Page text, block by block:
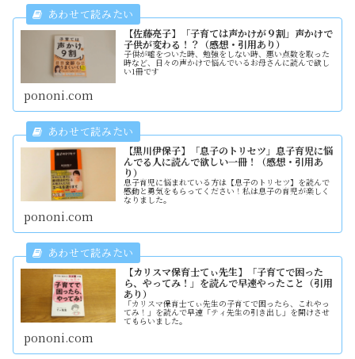
【佐藤亮子】「子育ては声かけが９割」声かけで
子供が変わる！？（感想・引用あり）
子供が嘘をついた時、勉強をしない時、悪い点数を取った
時など、日々の声かけで悩んでいるお母さんに読んで欲し
い1冊です
pononi.com
【黒川伊保子】「息子のトリセツ」息子育児に悩
んでる人に読んで欲しい一冊！（感想・引用あ
り）
息子育児に悩まれている方は【息子のトリセツ】を読んで
感動と勇気をもらってください！私は息子の育児が楽しく
なりました。
pononi.com
【カリスマ保育士てぃ先生】「子育てで困った
ら、やってみ！」を読んで早速やったこと（引用
あり）
「カリスマ保育士てぃ先生の子育てで困ったら、これやっ
てみ！」を読んで早速「ティ先生の引き出し」を開けさせ
てもらいました。
pononi.com